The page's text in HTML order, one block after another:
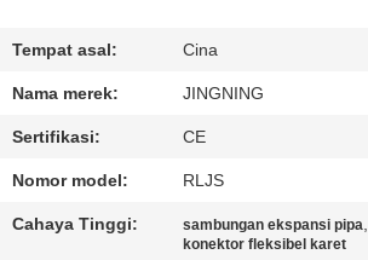
KONTROL
KUALITAS
HUBUNGI
KAMI
Tempat asal: Cina
Nama merek: JINGNING
Sertifikasi: CE
Nomor model: RLJS
Cahaya Tinggi: sambungan ekspansi pipa,
konektor fleksibel karet